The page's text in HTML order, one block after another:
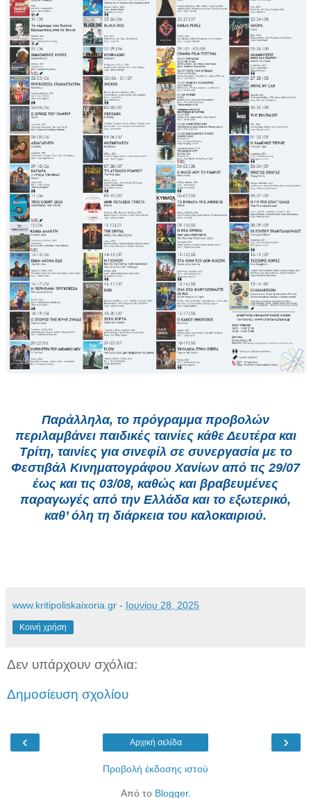
Παράλληλα, το πρόγραμμα προβολών
περιλαμβάνει παιδικές ταινίες κάθε Δευτέρα και
Τρίτη, ταινίες για σινεφίλ σε συνεργασία με το
Φεστιβάλ Κινηματογράφου Χανίων από τις 29/07
έως και τις 03/08, καθώς και βραβευμένες
παραγωγές από την Ελλάδα και το εξωτερικό,
καθ’ όλη τη διάρκεια του καλοκαιριού.
www.kritipoliskaixoria.gr - Ιουνίου 28, 2025
Κοινή χρήση
Δεν υπάρχουν σχόλια:
Δημοσίευση σχολίου
‹ ›
Αρχική σελίδα
Προβολή έκδοσης ιστού
Από το Blogger.